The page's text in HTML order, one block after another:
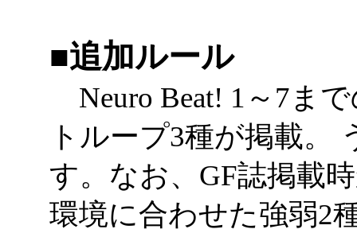
■追加ルール
Neuro Beat! 1～7ま
トループ3種が掲載。
す。なお、GF誌掲載
環境に合わせた強弱2